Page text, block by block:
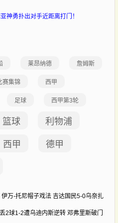
神勇扑出对手近距离打门！
莱昂纳德 詹姆斯
赛集锦 西甲
足球 西甲第3轮
篮球 利物浦
西甲 德甲
万-托尼帽子戏法 吉达国民5-0乌奈扎
球1-2遭乌迪内斯逆转 邓弗里斯破门